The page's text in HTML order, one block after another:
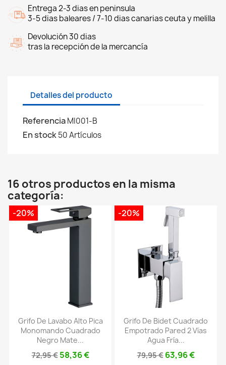
Entrega 2-3 dias en peninsula
3-5 dias baleares / 7-10 dias canarias ceuta y melilla
Devolución 30 dias
tras la recepción de la mercancía
Detalles del producto
ReferenciaMI001-B
En stock50 Artículos
16 otros productos en la misma
categoría:
Grifo De Lavabo Alto Pica
Monomando Cuadrado
Negro Mate...
72,95 € 58,36 €
-20%
Grifo De Bidet Cuadrado
Empotrado Pared 2 Vías
Agua Fría...
79,95 € 63,96 €
-20%